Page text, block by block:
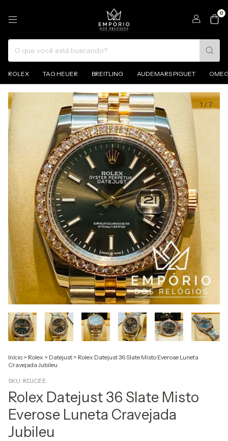
0
ROLEX TAG HEUER BREITLING AUDEMARS PIGUET
1 /7
Início > Rolex > Datejust > Rolex Datejust 36 Slate Misto Everose Luneta
Cravejada Jubileu
SKU: RDJCEE
Rolex Datejust 36 Slate Misto
Everose Luneta Cravejada
Jubileu